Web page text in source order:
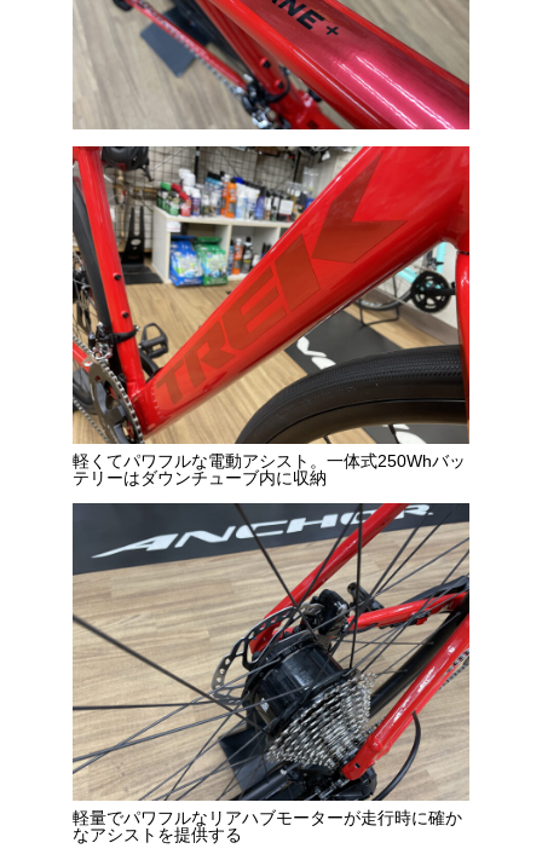
軽くてパワフルな電動アシスト。一体式250Whバッ
テリーはダウンチューブ内に収納
軽量でパワフルなリアハブモーターが走行時に確か
なアシストを提供する